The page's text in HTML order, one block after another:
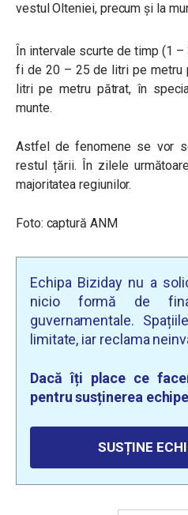
vestul Olteniei, precum și la
În intervale scurte de timp (1
fi de 20 – 25 de litri pe metru
litri pe metru pătrat, în
munte.
Astfel de fenomene se vor
restul țării. În zilele
majoritatea regiunilor.
Foto: captură ANM
Echipa Biziday nu a
nicio formă de
guvernamentale.
limitate, iar reclama
Dacă îți place ce
pentru susținerea
SUSȚINE